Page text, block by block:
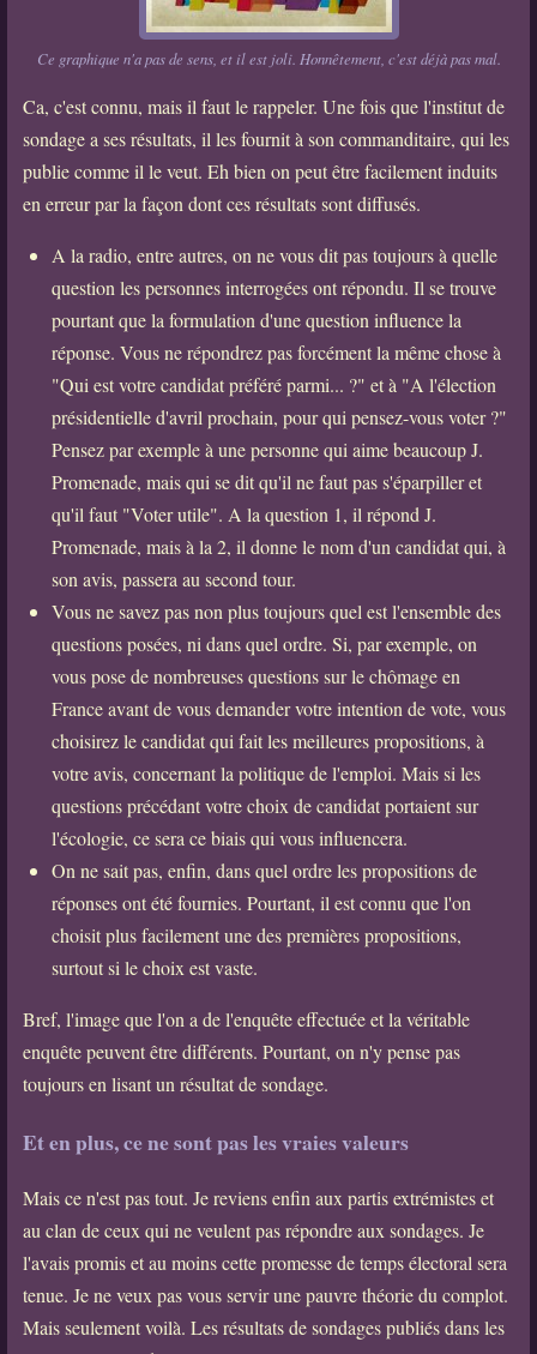
Ce graphique n'a pas de sens, et il est joli. Honnêtement, c'est déjà pas mal.
Ca, c'est connu, mais il faut le rappeler. Une fois que l'institut de
sondage a ses résultats, il les fournit à son commanditaire, qui les
publie comme il le veut. Eh bien on peut être facilement induits
en erreur par la façon dont ces résultats sont diffusés.
A la radio, entre autres, on ne vous dit pas toujours à quelle
question les personnes interrogées ont répondu. Il se trouve
pourtant que la formulation d'une question influence la
réponse. Vous ne répondrez pas forcément la même chose à
"Qui est votre candidat préféré parmi... ?" et à "A l'élection
présidentielle d'avril prochain, pour qui pensez-vous voter ?"
Pensez par exemple à une personne qui aime beaucoup J.
Promenade, mais qui se dit qu'il ne faut pas s'éparpiller et
qu'il faut "Voter utile". A la question 1, il répond J.
Promenade, mais à la 2, il donne le nom d'un candidat qui, à
son avis, passera au second tour.
Vous ne savez pas non plus toujours quel est l'ensemble des
questions posées, ni dans quel ordre. Si, par exemple, on
vous pose de nombreuses questions sur le chômage en
France avant de vous demander votre intention de vote, vous
choisirez le candidat qui fait les meilleures propositions, à
votre avis, concernant la politique de l'emploi. Mais si les
questions précédant votre choix de candidat portaient sur
l'écologie, ce sera ce biais qui vous influencera.
On ne sait pas, enfin, dans quel ordre les propositions de
réponses ont été fournies. Pourtant, il est connu que l'on
choisit plus facilement une des premières propositions,
surtout si le choix est vaste.
Bref, l'image que l'on a de l'enquête effectuée et la véritable
enquête peuvent être différents. Pourtant, on n'y pense pas
toujours en lisant un résultat de sondage.
Et en plus, ce ne sont pas les vraies valeurs
Mais ce n'est pas tout. Je reviens enfin aux partis extrémistes et
au clan de ceux qui ne veulent pas répondre aux sondages. Je
l'avais promis et au moins cette promesse de temps électoral sera
tenue. Je ne veux pas vous servir une pauvre théorie du complot.
Mais seulement voilà. Les résultats de sondages publiés dans les